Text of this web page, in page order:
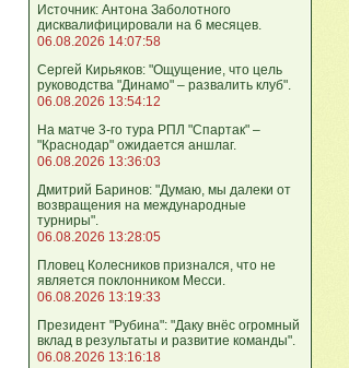
Источник: Антона Заболотного
дисквалифицировали на 6 месяцев.
06.08.2026 14:07:58
Сергей Кирьяков: "Ощущение, что цель
руководства "Динамо" – развалить клуб".
06.08.2026 13:54:12
На матче 3-го тура РПЛ "Спартак" –
"Краснодар" ожидается аншлаг.
06.08.2026 13:36:03
Дмитрий Баринов: "Думаю, мы далеки от
возвращения на международные
турниры".
06.08.2026 13:28:05
Пловец Колесников признался, что не
является поклонником Месси.
06.08.2026 13:19:33
Президент "Рубина": "Даку внёс огромный
вклад в результаты и развитие команды".
06.08.2026 13:16:18